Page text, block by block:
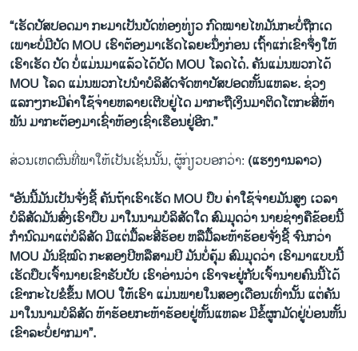
“ເຮັດປັສປອດມາ ກະມາເປັນບັດທ່ອງທ່ຽວ ກົດໝາຍໄທມັນກະບໍ່ຖືກເດ
ເພາະບໍ່ມີບັດ MOU ເຮົາຕ້ອງມາເຮັດໄລຍະນຶ່ງກ່ອນ ເຖົ້າແກ່ເຂົາຈຶ່ງໃຫ້
ເຮົາເຮັດ ບັດ ບໍ່ແມ່ນມາແລ້ວໄດ້ບັດ MOU ໂລດໄດ໋. ຄັນແມ່ນພວກໄດ້
MOU ໂລດ ແມ່ນພວກໄປນໍາບໍລິສັດຈັດຫາປັສປອດຫັ້ນແຫລະ. ຊ່ວງ
ແລກໆກະມີຄ່າໃຊ້ຈ່າຍຫລາຍເຕີບຢູ່ໄດ ມາກະຖືເງິນມາຕິດໂຕກະສີ່ຫ້າ
ພັນ ມາກະຕ້ອງມາເຊົ່າຫ້ອງເຊົ່າເຮືອນຢູ່ອີກ.”
ສ່ວນເຫດຜົນທີ່ພາໃຫ້ເປັນເຊັ່ນນັ້ນ, ຜູ້ກ່ຽວບອກວ່າ: (ແຮງງານລາວ)
“ອັນນີ້ມັນເປັນຈັ່ງຊີ້ ຄັນຖ້າເຮົາເຮັດ MOU ປຶບ ຄ່າໃຊ້ຈ່າຍມັນສູງ ເວລາ
ບໍລິສັດມັນສົ່ງເຮົາປຶບ ມາໃນນາມບໍລິສັດໃດ ສົມມຸດວ່າ ນາຍຊ່າງຄືຂ້ອຍນີ້
ກໍານົດມາແຕ່ບໍລິສັດ ມີແຕ່ມື້ລະສີ່ຮ້ອຍ ຫລືມື້ລະຫ້າຮ້ອຍຈັ່ງຊີ້ ຈົນກວ່າ
MOU ມັນຊິໝົດ ກະສອງປີຫລືສາມປີ ມັນບໍ່ຄຸ້ມ ສົມມຸດວ່າ ເຮົາມາແບບນີ້
ເຮັດປຶບເຈົ້ານາຍເຂົາຮັບປັບ ເຮົາອ່ານວ່າ ເຮົາຈະຢູ່ກັບເຈົ້ານາຍຄົນນີ້ໄດ້
ເຂົາກະໄປຂໍຂຶ້ນ MOU ໃຫ້ເຮົາ ແມ່ນພາຍໃນສອງເດືອນເທົ່ານັ້ນ ແຕ່ຄັນ
ມາໃນນາມບໍລິສັດ ຫ້າຮ້ອຍກະຫ້າຮ້ອຍຢູ່ຫັ້ນແຫລະ ມີຂໍ້ຜູກມັດຢູ່ບ່ອນຫັ້ນ
ເຂົາລະບໍ່ຢາກມາ”.